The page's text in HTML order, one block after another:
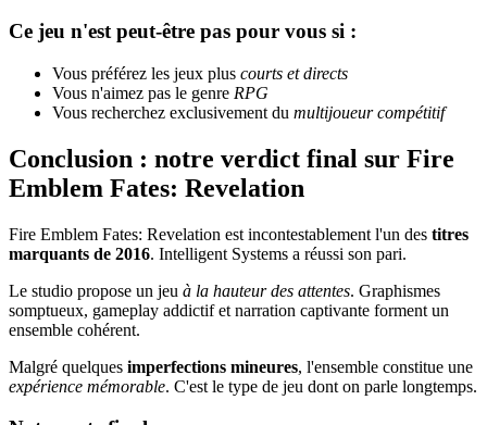
Ce jeu n'est peut-être pas pour vous si :
Vous préférez les jeux plus courts et directs
Vous n'aimez pas le genre RPG
Vous recherchez exclusivement du multijoueur compétitif
Conclusion : notre verdict final sur Fire
Emblem Fates: Revelation
Fire Emblem Fates: Revelation est incontestablement l'un des titres
marquants de 2016. Intelligent Systems a réussi son pari.
Le studio propose un jeu à la hauteur des attentes. Graphismes
somptueux, gameplay addictif et narration captivante forment un
ensemble cohérent.
Malgré quelques imperfections mineures, l'ensemble constitue une
expérience mémorable. C'est le type de jeu dont on parle longtemps.